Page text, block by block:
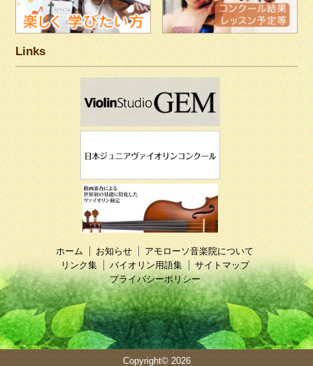
Links
ホーム お知らせ
アモローソ音楽院について
リンク集
バイオリン用語集
サイトマップ
プライバシーポリシー
Copyright© 2026